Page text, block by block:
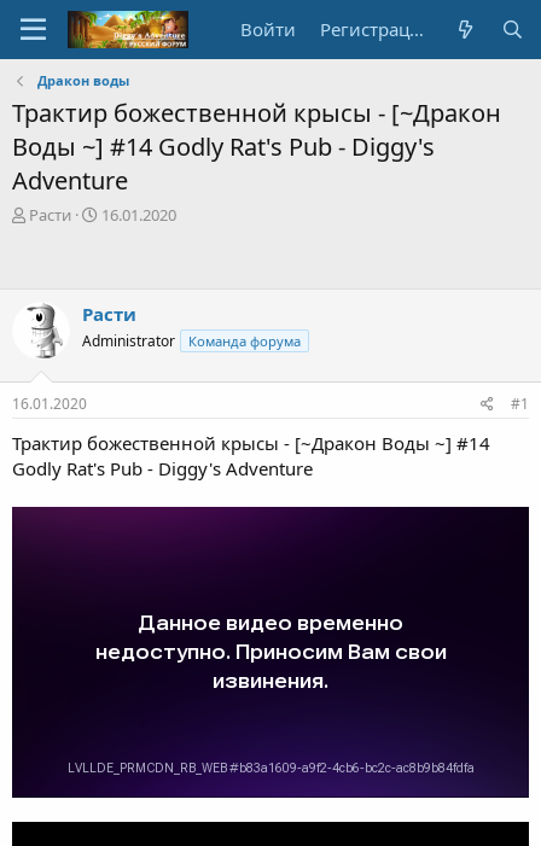
Войти Регистрация
Дракон воды
Трактир божественной крысы - [~Дракон
Воды ~] #14 Godly Rat's Pub - Diggy's
Adventure
А
т
е
м
ы
Расти
Д
о
з
а
я
16.01.2020
Расти
Administrator Команда форума
16.01.2020 #1
Трактир божественной крысы - [~Дракон Воды ~] #14
Godly Rat's Pub - Diggy's Adventure